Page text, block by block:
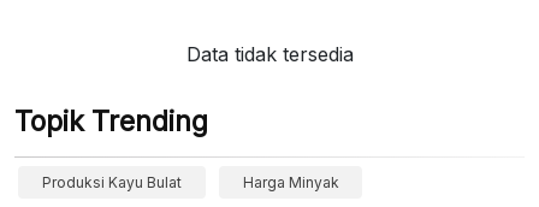
Data tidak tersedia
Topik Trending
Produksi Kayu Bulat Harga Minyak